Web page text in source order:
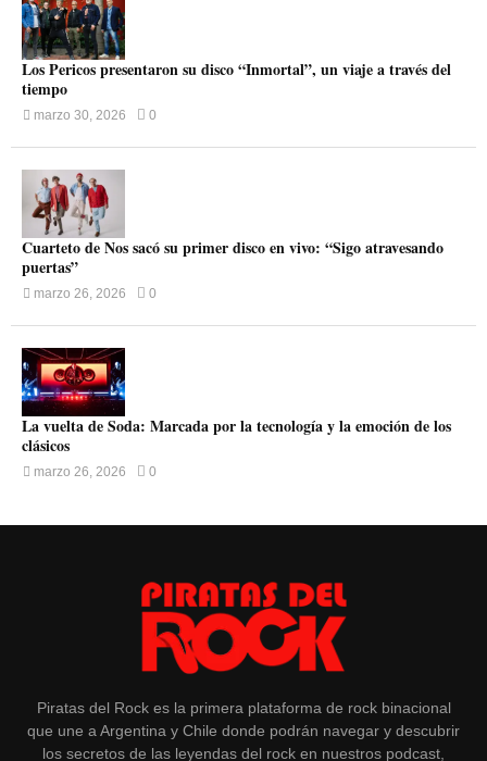
Los Pericos presentaron su disco “Inmortal”, un viaje a través del
tiempo
marzo 30, 2026 0
Cuarteto de Nos sacó su primer disco en vivo: “Sigo atravesando
puertas”
marzo 26, 2026 0
La vuelta de Soda: Marcada por la tecnología y la emoción de los
clásicos
marzo 26, 2026 0
Piratas del Rock es la primera plataforma de rock binacional
que une a Argentina y Chile donde podrán navegar y descubrir
los secretos de las leyendas del rock en nuestros podcast,